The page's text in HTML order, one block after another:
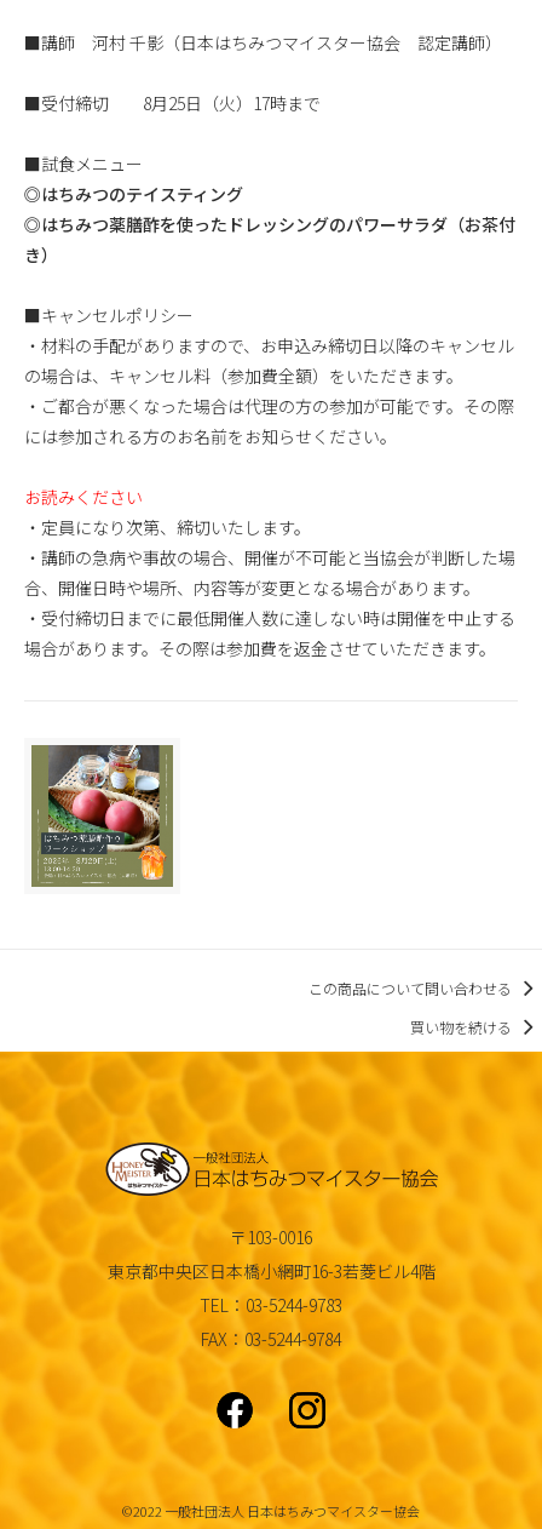
■講師 河村 千影（日本はちみつマイスター協会 認定講師）
■受付締切 8月25日（火）17時まで
■試食メニュー
◎はちみつのテイスティング
◎はちみつ薬膳酢を使ったドレッシングのパワーサラダ（お茶付
き）
■キャンセルポリシー
・材料の手配がありますので、お申込み締切日以降のキャンセル
の場合は、キャンセル料（参加費全額）をいただきます。
・ご都合が悪くなった場合は代理の方の参加が可能です。その際
には参加される方のお名前をお知らせください。
お読みください
・定員になり次第、締切いたします。
・講師の急病や事故の場合、開催が不可能と当協会が判断した場
合、開催日時や場所、内容等が変更となる場合があります。
・受付締切日までに最低開催人数に達しない時は開催を中止する
場合があります。その際は参加費を返金させていただきます。
この商品について問い合わせる
買い物を続ける
〒103-0016
東京都中央区日本橋小網町16-3若菱ビル4階
TEL：03-5244-9783
FAX：03-5244-9784
©2022 一般社団法人 日本はちみつマイスター協会